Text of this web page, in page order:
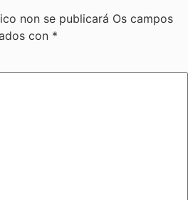
non se publicará Os campos
con *